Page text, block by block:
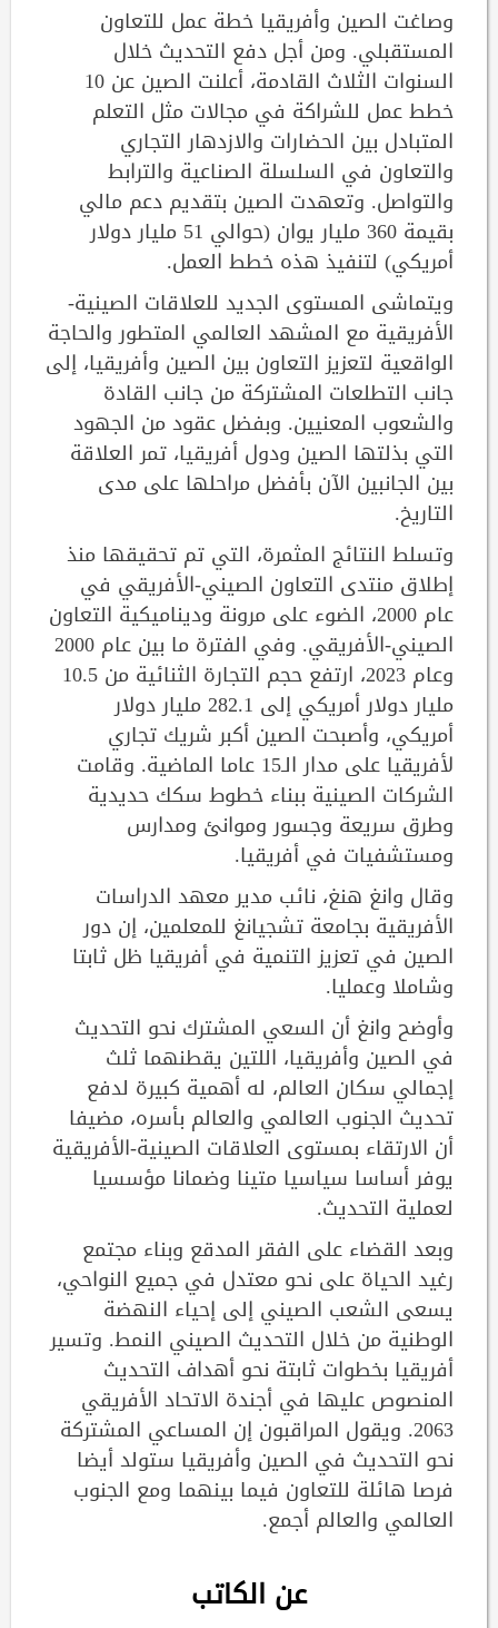
وصاغت الصين وأفريقيا خطة عمل للتعاون
المستقبلي. ومن أجل دفع التحديث خلال
السنوات الثلاث القادمة، أعلنت الصين عن 10
خطط عمل للشراكة في مجالات مثل التعلم
المتبادل بين الحضارات والازدهار التجاري
والتعاون في السلسلة الصناعية والترابط
والتواصل. وتعهدت الصين بتقديم دعم مالي
بقيمة 360 مليار يوان (حوالي 51 مليار دولار
أمريكي) لتنفيذ هذه خطط العمل.
ويتماشى المستوى الجديد للعلاقات الصينية-
الأفريقية مع المشهد العالمي المتطور والحاجة
الواقعية لتعزيز التعاون بين الصين وأفريقيا، إلى
جانب التطلعات المشتركة من جانب القادة
والشعوب المعنيين. وبفضل عقود من الجهود
التي بذلتها الصين ودول أفريقيا، تمر العلاقة
بين الجانبين الآن بأفضل مراحلها على مدى
التاريخ.
وتسلط النتائج المثمرة، التي تم تحقيقها منذ
إطلاق منتدى التعاون الصيني-الأفريقي في
عام 2000، الضوء على مرونة وديناميكية التعاون
الصيني-الأفريقي. وفي الفترة ما بين عام 2000
وعام 2023، ارتفع حجم التجارة الثنائية من 10.5
مليار دولار أمريكي إلى 282.1 مليار دولار
أمريكي، وأصبحت الصين أكبر شريك تجاري
لأفريقيا على مدار الـ15 عاما الماضية. وقامت
الشركات الصينية ببناء خطوط سكك حديدية
وطرق سريعة وجسور وموانئ ومدارس
ومستشفيات في أفريقيا.
وقال وانغ هنغ، نائب مدير معهد الدراسات
الأفريقية بجامعة تشجيانغ للمعلمين، إن دور
الصين في تعزيز التنمية في أفريقيا ظل ثابتا
وشاملا وعمليا.
وأوضح وانغ أن السعي المشترك نحو التحديث
في الصين وأفريقيا، اللتين يقطنهما ثلث
إجمالي سكان العالم، له أهمية كبيرة لدفع
تحديث الجنوب العالمي والعالم بأسره، مضيفا
أن الارتقاء بمستوى العلاقات الصينية-الأفريقية
يوفر أساسا سياسيا متينا وضمانا مؤسسيا
لعملية التحديث.
وبعد القضاء على الفقر المدقع وبناء مجتمع
رغيد الحياة على نحو معتدل في جميع النواحي،
يسعى الشعب الصيني إلى إحياء النهضة
الوطنية من خلال التحديث الصيني النمط. وتسير
أفريقيا بخطوات ثابتة نحو أهداف التحديث
المنصوص عليها في أجندة الاتحاد الأفريقي
2063. ويقول المراقبون إن المساعي المشتركة
نحو التحديث في الصين وأفريقيا ستولد أيضا
فرصا هائلة للتعاون فيما بينهما ومع الجنوب
العالمي والعالم أجمع.
عن الكاتب